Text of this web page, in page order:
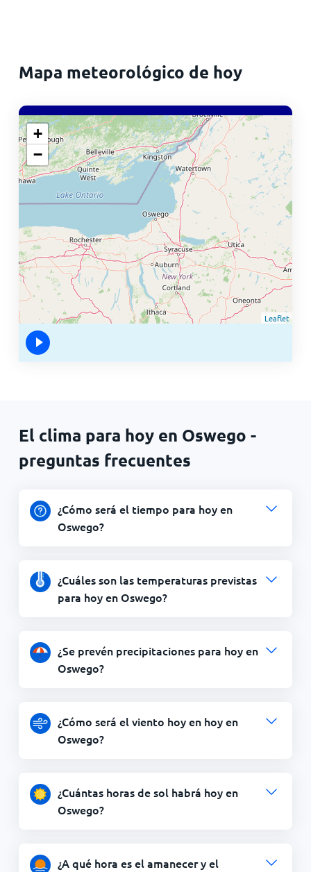
Mapa meteorológico de hoy
+
−
Leaflet
El clima para hoy en Oswego -
preguntas frecuentes
¿Cómo será el tiempo para hoy en
Oswego?
¿Cuáles son las temperaturas previstas
para hoy en Oswego?
¿Se prevén precipitaciones para hoy en
Oswego?
¿Cómo será el viento hoy en hoy en
Oswego?
¿Cuántas horas de sol habrá hoy en
Oswego?
¿A qué hora es el amanecer y el